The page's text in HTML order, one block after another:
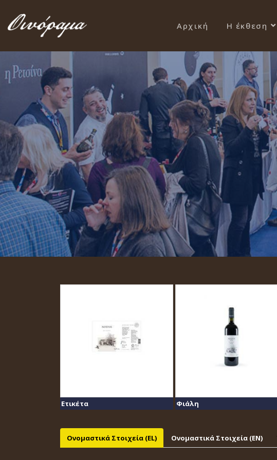
Αρχική Η έκθεση
Ετικέτα Φιάλη
Ονομαστικά Στοιχεία (EL) Ονομαστικά Στοιχεία (EΝ)